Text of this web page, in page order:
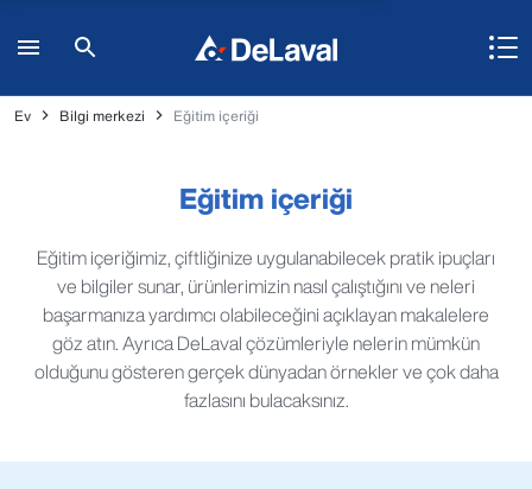
Ev Bilgi merkezi Eğitim içeriği
Eğitim içeriği
Eğitim içeriğimiz, çiftliğinize uygulanabilecek pratik ipuçları
ve bilgiler sunar, ürünlerimizin nasıl çalıştığını ve neleri
başarmanıza yardımcı olabileceğini açıklayan makalelere
göz atın. Ayrıca DeLaval çözümleriyle nelerin mümkün
olduğunu gösteren gerçek dünyadan örnekler ve çok daha
fazlasını bulacaksınız.